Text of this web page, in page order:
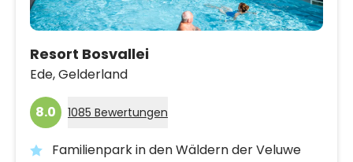
Resort Bosvallei
Ede,Gelderland
8.0 1085 Bewertungen
Familienpark in den Wäldern der Veluwe